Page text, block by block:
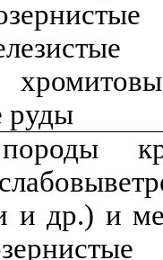
ы
руды
овы
и др.) и